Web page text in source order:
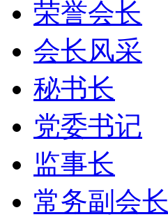
荣誉会长
会长风采
秘书长
党委书记
监事长
常务副会长